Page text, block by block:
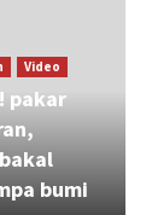
Video
pakar
bumi
melebihi